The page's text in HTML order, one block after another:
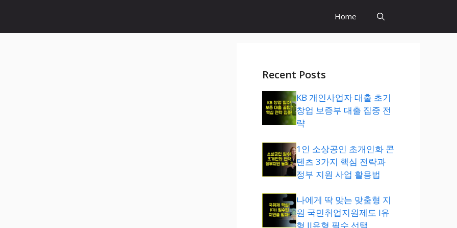
Home
Recent Posts
KB 개인사업자 대출 초기
창업 보증부 대출 집중 전
략
1인 소상공인 초개인화 콘
텐츠 3가지 핵심 전략과
정부 지원 사업 활용법
나에게 딱 맞는 맞춤형 지
원 국민취업지원제도 I유
형 II유형 필수 선택